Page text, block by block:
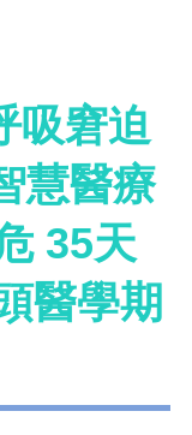
吸窘迫
慧醫療
35天
醫學期